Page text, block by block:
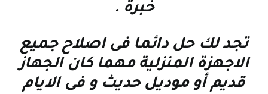
خبرة .
تجد لك حل دائما فى اصلاح جميع
الاجهزة المنزلية مهما كان الجهاز
قديم أو موديل حديث و فى الايام